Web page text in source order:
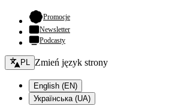
Promocje- otwiera się w nowej karcie
Newsletter
Podcasty
Zmień język - bieżący:
PL Zmień język strony
English (EN)
Українська (UA)